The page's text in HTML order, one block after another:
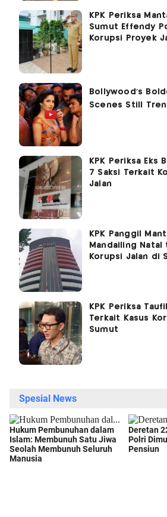
KPK Periksa
Sumut Effendy
Korupsi Proyek
KPK Periksa Eks
7 Saksi Terkait
Jalan
KPK Panggil
Mandailing Natal
Korupsi Jalan di
KPK Periksa
Terkait Kasus
Sumut